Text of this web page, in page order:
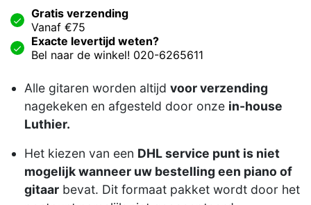
Gratis verzending
Vanaf €75
Exacte levertijd weten?
Bel naar de winkel! 020-6265611
Alle gitaren worden altijd voor verzending
nagekeken en afgesteld door onze in-house
Luthier.
Het kiezen van een DHL service punt is niet
mogelijk wanneer uw bestelling een piano of
gitaar bevat. Dit formaat pakket wordt door het